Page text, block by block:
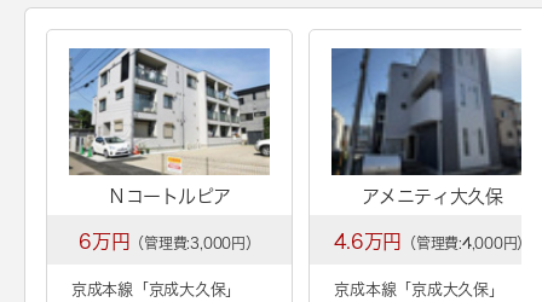
Ｎコートルピア
6万円 （管理費:3,000円）
京成本線「 京成大久保」
アメニティ大久保
4.6万円 （管理費:4,000円）
京成本線「京成大久保」